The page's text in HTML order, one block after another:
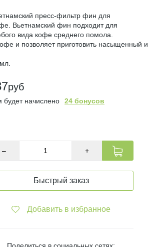
пресс-фильтр фин для
Вьетнамский фин подходит для
вида кофе среднего помола.
и позволяет приготовить насыщенный и
руб
будет начислено 24 бонусов
– +
Быстрый заказ
Добавить в избранное